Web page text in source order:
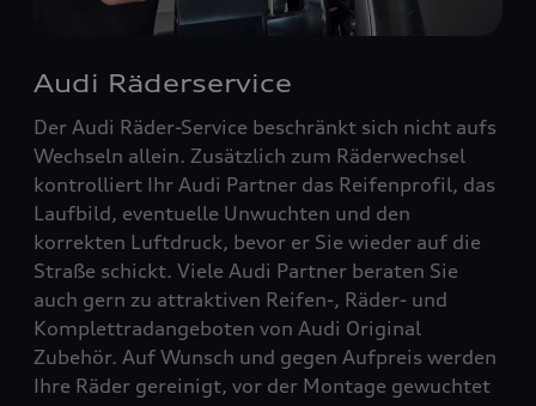
Audi Räderservice
Der Audi Räder-Service beschränkt sich nicht aufs
Wechseln allein. Zusätzlich zum Räderwechsel
kontrolliert Ihr Audi Partner das Reifenprofil, das
Laufbild, eventuelle Unwuchten und den
korrekten Luftdruck, bevor er Sie wieder auf die
Straße schickt. Viele Audi Partner beraten Sie
auch gern zu attraktiven Reifen-, Räder- und
Komplettradangeboten von Audi Original
Zubehör. Auf Wunsch und gegen Aufpreis werden
Ihre Räder gereinigt, vor der Montage gewuchtet